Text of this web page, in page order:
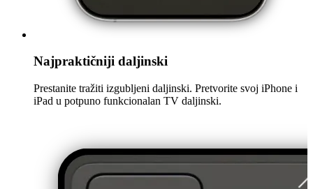
Najpraktičniji daljinski
Prestanite tražiti izgubljeni daljinski. Pretvorite svoj iPhone i
iPad u potpuno funkcionalan TV daljinski.